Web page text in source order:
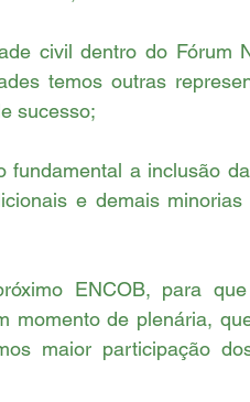
civil dentro do Fórum
temos outras
sucesso;
fundamental a inclusão
e demais
ENCOB, para
momento de plenária,
maior participação